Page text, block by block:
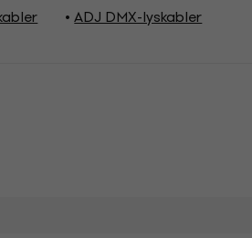
ADJ DMX-lyskabler